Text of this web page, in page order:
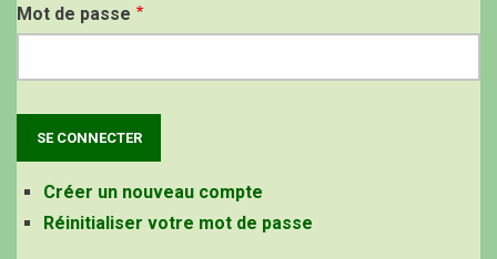
Mot de passe
Créer un nouveau compte
Réinitialiser votre mot de passe